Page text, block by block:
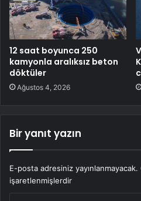
12 saat boyunca 250
kamyonla aralıksız beton
döktüler
Ağustos 4, 2026
Bir yanıt yazın
E-posta adresiniz yayınlanmayacak.
işaretlenmişlerdir